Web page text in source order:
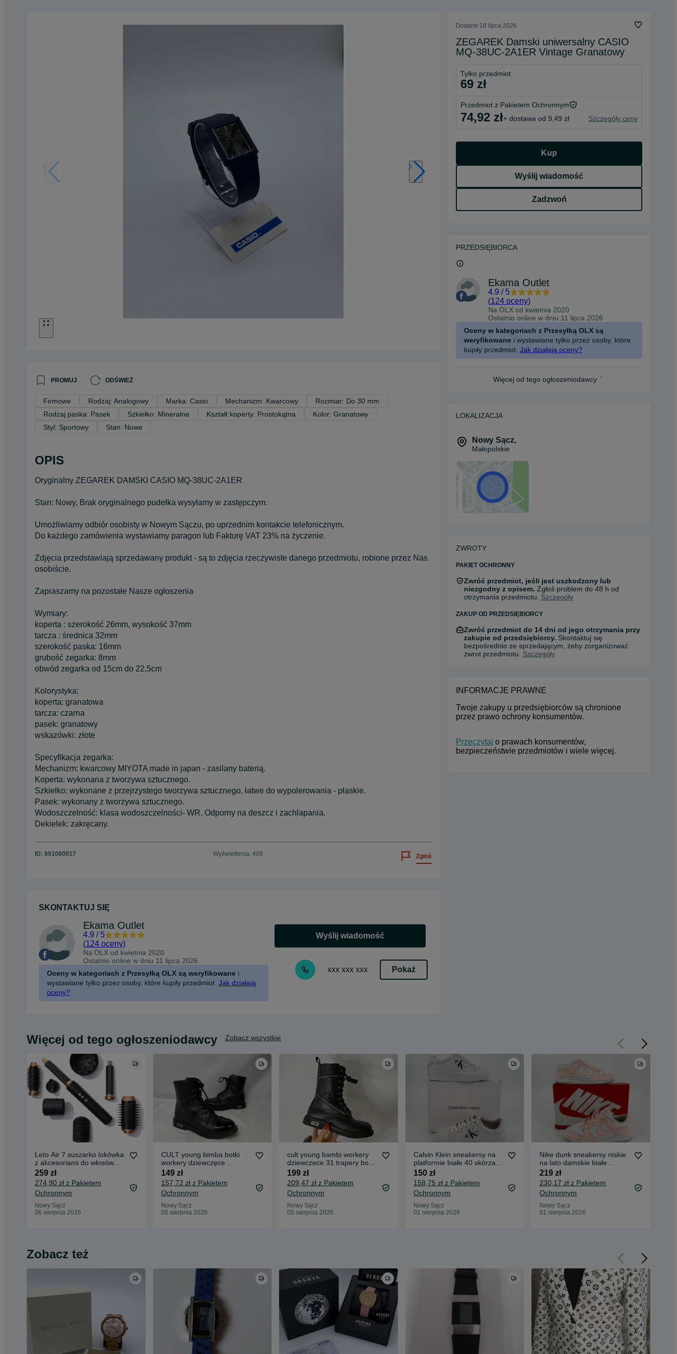
PROMUJ ODŚWIEŻ
Firmowe Rodzaj: Analogowy Marka: Casio Mechanizm: Kwarcowy
Rozmiar: Do 30 mm
Rodzaj paska: Pasek
Szkiełko: Mineralne Kształt koperty: Prostokątna
Kolor: Granatowy
Styl: Sportowy
Stan: Nowe
OPIS
Oryginalny ZEGAREK DAMSKI CASIO MQ-38UC-2A1ER
Stan: Nowy, Brak oryginalnego pudełka wysyłamy w zastępczym.
Umożliwiamy odbiór osobisty w Nowym Sączu, po uprzednim kontakcie telefonicznym.
Do każdego zamówienia wystawiamy paragon lub Fakturę VAT 23% na życzenie.
Zdjęcia przedstawiają sprzedawany produkt - są to zdjęcia rzeczywiste danego przedmiotu, robione przez Nas
osobiście.
Zapraszamy na pozostałe Nasze ogłoszenia
Wymiary:
koperta : szerokość 26mm, wysokość 37mm
tarcza : średnica 32mm
szerokość paska: 16mm
grubość zegarka: 8mm
obwód zegarka od 15cm do 22,5cm
Kolorystyka:
koperta: granatowa
tarcza: czarna
pasek: granatowy
wskazówki: złote
Specyfikacja zegarka:
Mechanizm: kwarcowy MIYOTA made in japan - zasilany baterią.
Koperta: wykonana z tworzywa sztucznego.
Szkiełko: wykonane z przejrzystego tworzywa sztucznego, łatwe do wypolerowania - płaskie.
Pasek: wykonany z tworzywa sztucznego.
Wodoszczelność: klasa wodoszczelności- WR. Odporny na deszcz i zachlapania.
Dekielek: zakręcany.
ID: 891080017 Wyświetlenia: 408 Zgłoś
SKONTAKTUJ SIĘ
Ekama Outlet
4.9 / 5
(124 oceny)
Na OLX od kwietnia 2020
Ostatnio online w dniu 11 lipca 2026
Oceny w kategoriach z Przesyłką OLX są weryfikowane i
wystawiane tylko przez osoby, które kupiły przedmiot. Jak działają
oceny?
Wyślij wiadomość
xxx xxx xxx Pokaż
Dodane 18 lipca 2026
ZEGAREK Damski uniwersalny CASIO
MQ-38UC-2A1ER Vintage Granatowy
Tylko przedmiot
69 zł
Przedmiot z Pakietem Ochronnym
74,92 zł+ dostawa od 9,49 zł Szczegóły ceny
Kup
Wyślij wiadomość
Zadzwoń
PRZEDSIĘBIORCA
Ekama Outlet
4.9 / 5
(124 oceny)
Na OLX od kwietnia 2020
Ostatnio online w dniu 11 lipca 2026
Oceny w kategoriach z Przesyłką OLX są
weryfikowane i wystawiane tylko przez osoby, które
kupiły przedmiot. Jak działają oceny?
Więcej od tego ogłoszeniodawcy
LOKALIZACJA
Nowy Sącz,
Małopolskie
ZWROTY
PAKIET OCHRONNY
Zwróć przedmiot, jeśli jest uszkodzony lub
niezgodny z opisem. Zgłoś problem do 48 h od
otrzymania przedmiotu. Szczegóły
ZAKUP OD PRZEDSIĘBIORCY
Zwróć przedmiot do 14 dni od jego otrzymania przy
zakupie od przedsiębiorcy. Skontaktuj się
bezpośrednio ze sprzedającym, żeby zorganizować
zwrot przedmiotu. Szczegóły
INFORMACJE PRAWNE
Twoje zakupy u przedsiębiorców są chronione
przez prawo ochrony konsumentów.
Przeczytaj o prawach konsumentów,
bezpieczeństwie przedmiotów i wiele więcej.
Więcej od tego ogłoszeniodawcy Zobacz wszystkie
Leto Air 7 suszarko lokówka
z akcesoriami do włosów
walentynki
259 zł
274,90 zł z Pakietem
Ochronnym
Nowy Sącz
06 sierpnia 2026
CULT young bimba botki
workery dziewczęce
dziecięce jesienne za
kostke
149 zł
157,72 zł z Pakietem
Ochronnym
Nowy Sącz
05 sierpnia 2026
cult young bambi workery
dziewczece 31 trapery botki
skorzane kultowe
199 zł
209,47 zł z Pakietem
Ochronnym
Nowy Sącz
05 sierpnia 2026
Calvin Klein sneakersy na
platformie białe 40 skórzane
buty vultc
150 zł
158,75 zł z Pakietem
Ochronnym
Nowy Sącz
01 sierpnia 2026
Nike dunk sneakersy niskie
na lato damskie białe
pomarańczowe 40,5
219 zł
230,17 zł z Pakietem
Ochronnym
Nowy Sącz
01 sierpnia 2026
Zobacz też